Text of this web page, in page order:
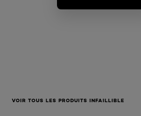
VOIR TOUS LES PRODUITS INFAILLIBLE